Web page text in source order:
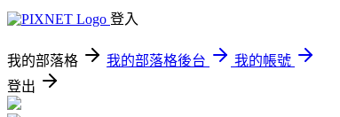
登入
我的部落格 我的部落格後台
我的帳號
登出